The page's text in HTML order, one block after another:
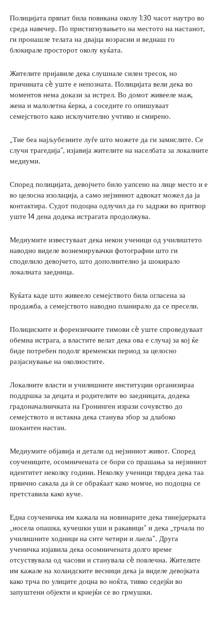
Полицијата првпат била повикана околу 1:30 часот наутро во
среда навечер. По пристигнувањето на местото на настанот,
ги пронашле телата на двајца возрасни и веднаш го
блокирале просторот околу куќата.
Жителите пријавиле дека слушнале силен тресок, но
причината сè уште е непозната. Полицијата вели дека во
моментов нема докази за истрел. Во домот живееле маж,
жена и малолетна ќерка, а соседите го опишуваат
семејството како исклучително учтиво и смирено.
„Тие беа најљубезните луѓе што можете да ги замислите. Се
случи трагедија“, изјавија жителите на населбата за локалните
медиуми.
Според полицијата, девојчето било уапсено на лице место и е
во целосна изолација, а само нејзиниот адвокат можел да ја
контактира. Судот подоцна одлучил да го задржи во притвор
уште 14 дена додека истрагата продолжува.
Медиумите известуваат дека некои ученици од училиштето
наводно виделе вознемирувачки фотографии што ги
споделило девојчето, што дополнително ја шокирало
локалната заедница.
Куќата каде што живеело семејството била огласена за
продажба, а семејството наводно планирало да се пресели.
Полициските и форензичките тимови сè уште спроведуваат
обемна истрага, а властите велат дека ова е случај за кој ќе
биде потребен подолг временски период за целосно
разјаснување на околностите.
Локалните власти и училишните институции организираа
поддршка за децата и родителите во заедницата, додека
градоначалничката на Гронинген изрази сочувство до
семејството и истакна дека станува збор за длабоко
шокантен настан.
Медиумите објавија и детали од нејзиниот живот. Според
соучениците, осомничената се бори со прашања за нејзиниот
идентитет неколку години. Неколку ученици тврдеа дека таа
првично сакала да ѝ се обраќаат како момче, но подоцна се
претставила како куче.
Една соученичка им кажала на новинарите дека тинејџерката
„носела опашка, кучешки уши и ракавици“ и дека „трчала по
училишните ходници на сите четири и лаела“. Друга
ученичка изјавила дека осомничената долго време
отсуствувала од часови и станувала сè повлечна. Жителите
им кажале на холандските весници дека ја виделе девојката
како трча по улиците доцна во ноќта, тивко седејќи во
запуштени објекти и криејќи се во грмушки.